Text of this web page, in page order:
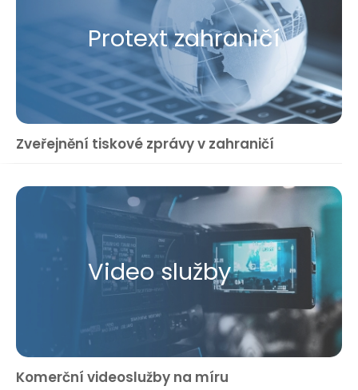
Protext zahraničí
Zveřejnění tiskové zprávy v zahraničí
Video služby
Komerční videoslužby na míru